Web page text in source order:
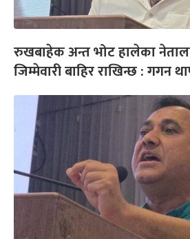
रुखबाहेक अन्त भोट हालेका
जिम्मेवारी बाहिर राखिन्छ : गगन